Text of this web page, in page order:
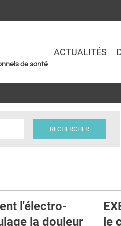
de santé
ACTUALITÉS
l'électro-
la douleur
le